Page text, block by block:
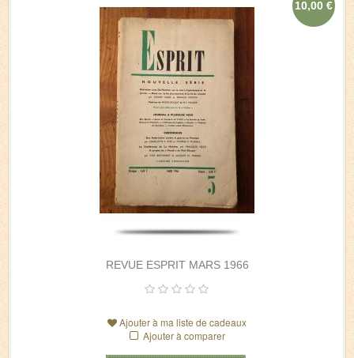
REVUE ESPRIT MARS 1966
10,00 €
Ajouter à ma liste de cadeaux
Ajouter à comparer